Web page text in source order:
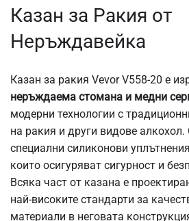
Казан за Ракия от
Неръждавейка
Казан за ракия Vevor V558-20 е
неръждаема стомана и медни
модерни технологии с
на ракия и други видове
специални силиконови
които осигуряват сигурност и
Всяка част от казана е
най-високите стандарти за
материали в неговата